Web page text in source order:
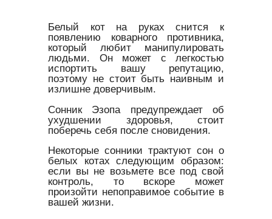
Белый кот на руках снится к
появлению коварного противника,
который любит манипулировать
людьми. Он может с легкостью
испортить вашу репутацию,
поэтому не стоит быть наивным и
излишне доверчивым.
Сонник Эзопа предупреждает об
ухудшении здоровья, стоит
поберечь себя после сновидения.
Некоторые сонники трактуют сон о
белых котах следующим образом:
если вы не возьмете все под свой
контроль, то вскоре может
произойти непоправимое событие в
вашей жизни.